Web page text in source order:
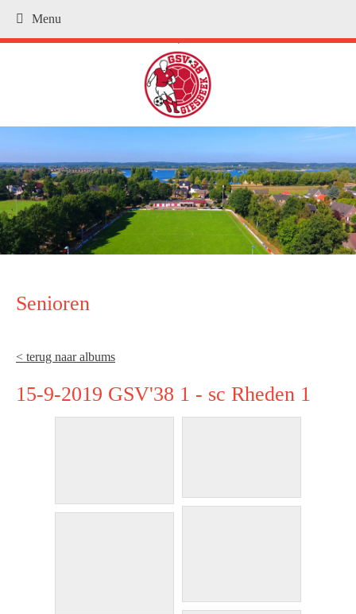
.
Senioren
< terug naar albums
15-9-2019 GSV'38 1 - sc Rheden 1
Menu